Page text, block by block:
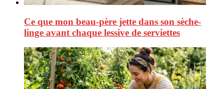
Ce que mon beau-père jette dans son sèche-
linge avant chaque lessive de serviettes